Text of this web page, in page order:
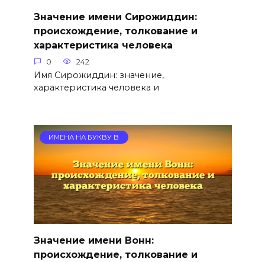
Значение имени Сирожиддин:
происхождение, толкование и
характеристика человека
0 242
Имя Сирожиддин: значение,
характеристика человека и
ИМЕНА НА БУКВУ В
Значение имени Вонн:
происхождение, толкование и